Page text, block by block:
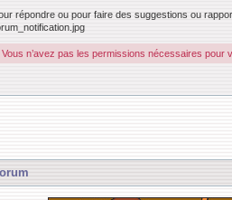
répondre ou pour faire des suggestions ou
Vous n’avez pas les permissions nécessaires pour